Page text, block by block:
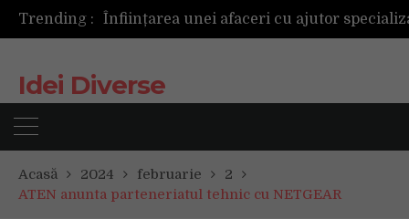
Trending :
Idei Diverse
Acasă 2024 februarie
2
ATEN anunta parteneriatul tehnic cu NETGEAR